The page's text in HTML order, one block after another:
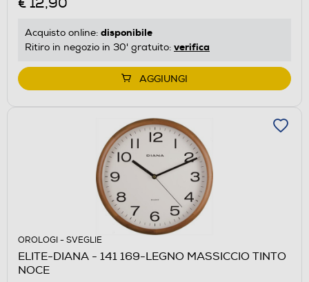
Acquisto online: disponibile
Ritiro in negozio in 30' gratuito: verifica
AGGIUNGI
OROLOGI - SVEGLIE
ELITE-DIANA - 141 169-LEGNO MASSICCIO TINTO
NOCE